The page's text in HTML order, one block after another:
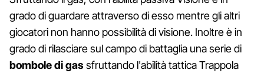
grado di guardare attraverso di esso mentre gli altri
giocatori non hanno possibilità di visione. Inoltre è in
grado di rilasciare sul campo di battaglia una serie di
bombole di gassfruttando l'abilità tattica Trappola